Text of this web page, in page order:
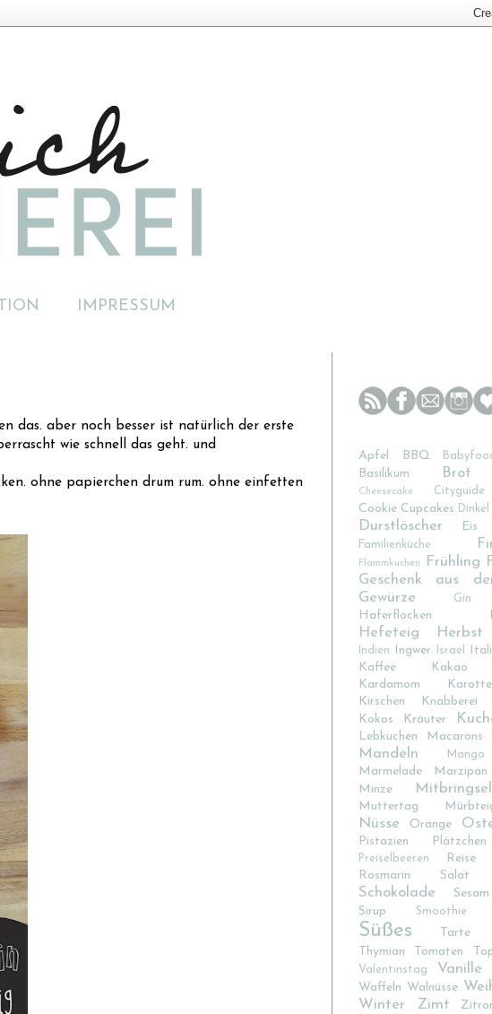
IMPRESSUM
das. aber noch besser ist natürlich der erste
wie schnell das geht. und
ohne papierchen drum rum. ohne einfetten
Apfel BBQ
Basilikum Brot
Cheesecake Cityguide
Cookie Cupcakes Dinkel
Durstlöscher Eis
Familienküche
Flammkuchen Frühling
Geschenk aus
Gewürze
Gin
Haferflocken
Hefeteig Herbst
Indien Ingwer Israel
Kaffee
Kakao
Kardamom
Karotte
Kirschen
Knabberei
Kokos
Kräuter
Lebkuchen Macarons
Mandeln Mango
Marmelade
Marzipan
Minze
Mitbringsel
Muttertag
Nüsse Orange
Pistazien Plätzchen
Preiselbeeren
Reise
Rosmarin
Salat
Schokolade
Sesam
Sirup
Smoothie
Süßes
Tarte
Thymian
Tomaten
Valentinstag Vanille
Waffeln Walnüsse
Winter
Zimt